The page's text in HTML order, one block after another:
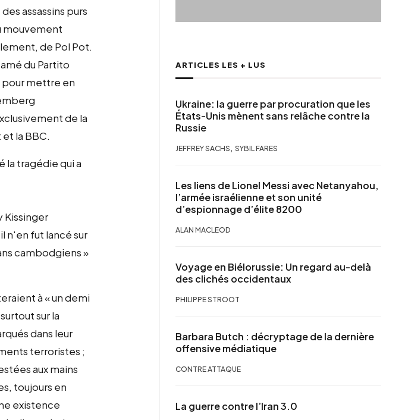
assassins purs
mouvement
de Pol Pot.
du Partito
pour mettre en
de la
la BBC.
la tragédie qui a
Kissinger
n'en fut lancé sur
cambodgiens »
à « un demi
sur la
dans leur
terroristes ;
aux mains
toujours en
existence
ARTICLES LES + LUS
Ukraine: la guerre par procuration que les
États-Unis mènent sans relâche contre la
Russie
JEFFREY SACHS , SYBIL FARES
Les liens de Lionel Messi avec Netanyahou,
l’armée israélienne et son unité
d’espionnage d’élite 8200
ALAN MACLEOD
Voyage en Biélorussie: Un regard au-delà
des clichés occidentaux
PHILIPPE STROOT
Barbara Butch : décryptage de la dernière
offensive médiatique
CONTRE ATTAQUE
La guerre contre l’Iran 3.0